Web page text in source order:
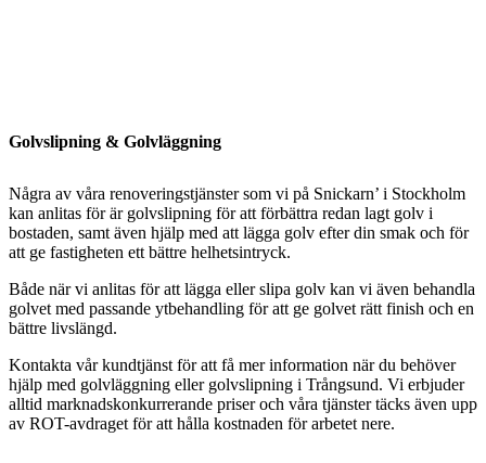
Golvslipning & Golvläggning
Några av våra renoveringstjänster som vi på Snickarn’ i Stockholm
kan anlitas för är golvslipning för att förbättra redan lagt golv i
bostaden, samt även hjälp med att lägga golv efter din smak och för
att ge fastigheten ett bättre helhetsintryck.
Både när vi anlitas för att lägga eller slipa golv kan vi även behandla
golvet med passande ytbehandling för att ge golvet rätt finish och en
bättre livslängd.
Kontakta vår kundtjänst för att få mer information när du behöver
hjälp med golvläggning eller golvslipning i Trångsund. Vi erbjuder
alltid marknadskonkurrerande priser och våra tjänster täcks även upp
av ROT-avdraget för att hålla kostnaden för arbetet nere.